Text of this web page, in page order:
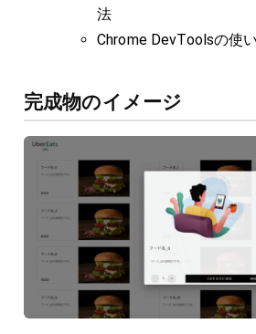
法
Chrome DevToolsの使
完成物のイメージ